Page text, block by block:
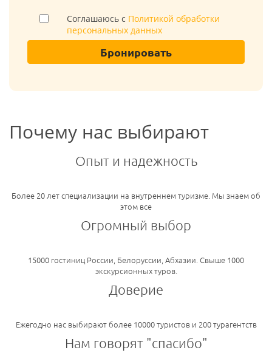
Соглашаюсь с Политикой обработки
персональных данных
Бронировать
Почему нас выбирают
Опыт и надежность
Более 20 лет специализации на внутреннем туризме. Мы знаем об
этом все
Огромный выбор
15000 гостиниц России, Белоруссии, Абхазии. Свыше 1000
экскурсионных туров.
Доверие
Ежегодно нас выбирают более 10000 туристов и 200 турагентств
Нам говорят "спасибо"